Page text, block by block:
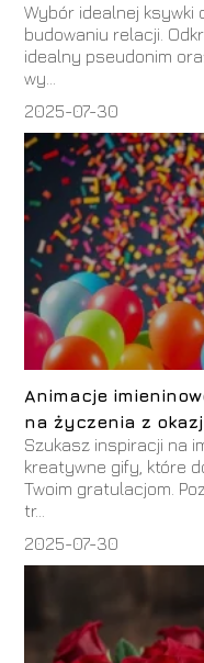
Wybór idealnej ksywki
budowaniu relacji.
idealny pseudonim
wy...
2025-07-30
Animacje
na życzenia z
Szukasz inspiracji na
kreatywne gify, które
Twoim gratulacjom.
tr...
2025-07-30